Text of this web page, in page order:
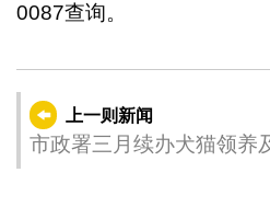
0087查询。
上一则新闻
市政署三月续办犬猫领养